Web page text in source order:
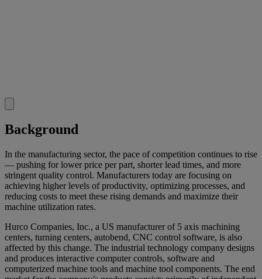
Background
In the manufacturing sector, the pace of competition continues to rise
— pushing for lower price per part, shorter lead times, and more
stringent quality control. Manufacturers today are focusing on
achieving higher levels of productivity, optimizing processes, and
reducing costs to meet these rising demands and maximize their
machine utilization rates.
Hurco Companies, Inc., a US manufacturer of 5 axis machining
centers, turning centers, autobend, CNC control software, is also
affected by this change. The industrial technology company designs
and produces interactive computer controls, software and
computerized machine tools and machine tool components. The end